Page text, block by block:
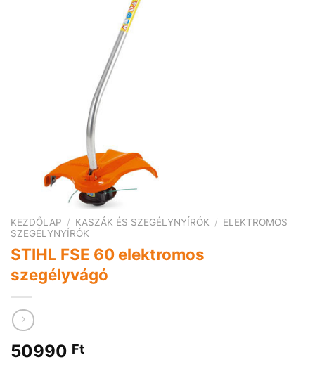
KEZDŐLAP / KASZÁK ÉS SZEGÉLYNYÍRÓK / ELEKTROMOS
SZEGÉLYNYÍRÓK
STIHL FSE 60 elektromos
szegélyvágó
50990 Ft